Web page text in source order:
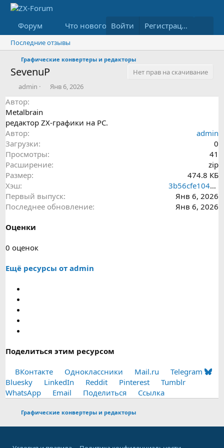
Форум Что нового Медиа Ресурсы
Войти Регистрация
Последние отзывы
Графические конвертеры и редакторы
SevenuP
Нет прав на скачивание
А
в
т
о
р
admin
Д
а
с
н
Янв 6, 2026
Автор
Metalbrain
редактор ZX-графики на PC.
Автор
admin
Загрузки
0
Просмотры
41
Расширение
zip
Размер
474.8 КБ
Хэш
3b56cfe104229b4a1986bba475c63228
Первый выпуск
Янв 6, 2026
Последнее обновление
Янв 6, 2026
Оценки
0
0
ы
0 оценок
Ещё ресурсы от admin
Поделиться этим ресурсом
ВКонтакте Одноклассники Mail.ru
Telegram
Bluesky
LinkedIn Reddit Pinterest
Tumblr
WhatsApp
Email Поделиться Ссылка
Графические конвертеры и редакторы